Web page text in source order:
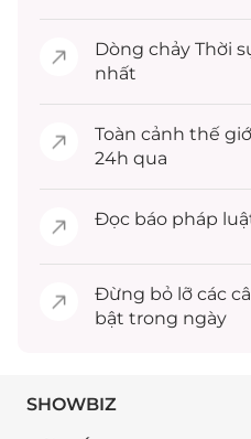
Dòng chảy Thời
nhất
Toàn cảnh thế
24h qua
Đọc báo pháp
Đừng bỏ lỡ các
bật trong ngày
SHOWBIZ